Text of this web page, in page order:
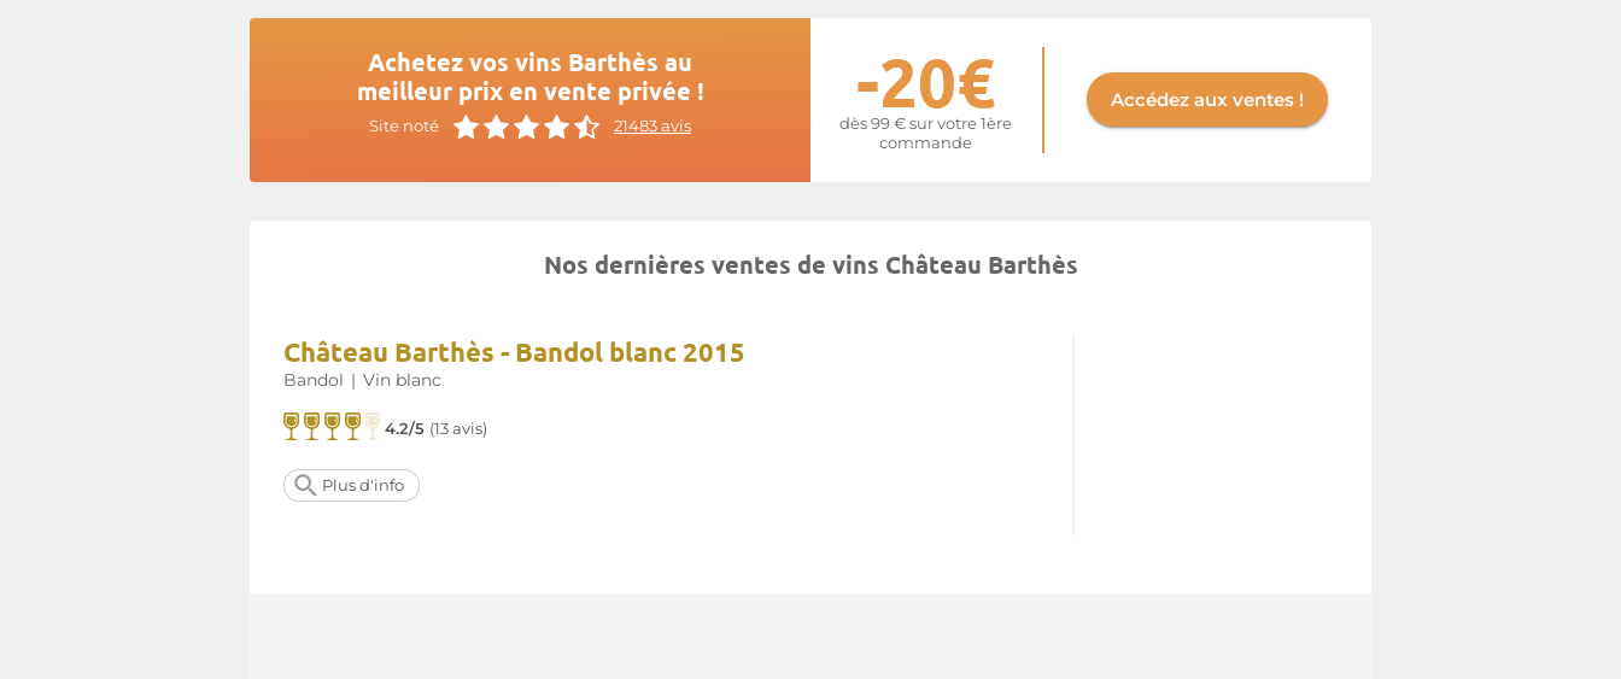
Achetez vos vins Barthès au
meilleur prix en vente privée !
Site noté 21483 avis
-20€
dès 99 € sur votre 1ère
commande
Accédez aux ventes !
Nos dernières ventes de vins Château Barthès
Château Barthès - Bandol blanc 2015
Bandol | Vin blanc
4.2/5 (13 avis)
Plus d'info